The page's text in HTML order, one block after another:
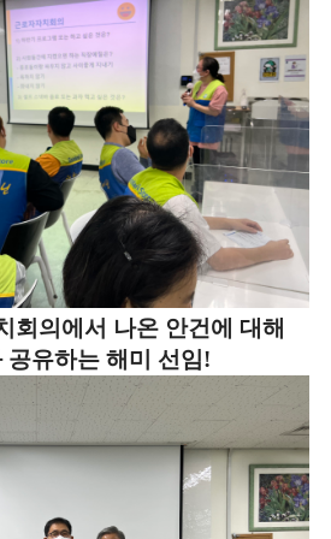
회의에서 나온 안건에 대해
공유하는 해미 선임!